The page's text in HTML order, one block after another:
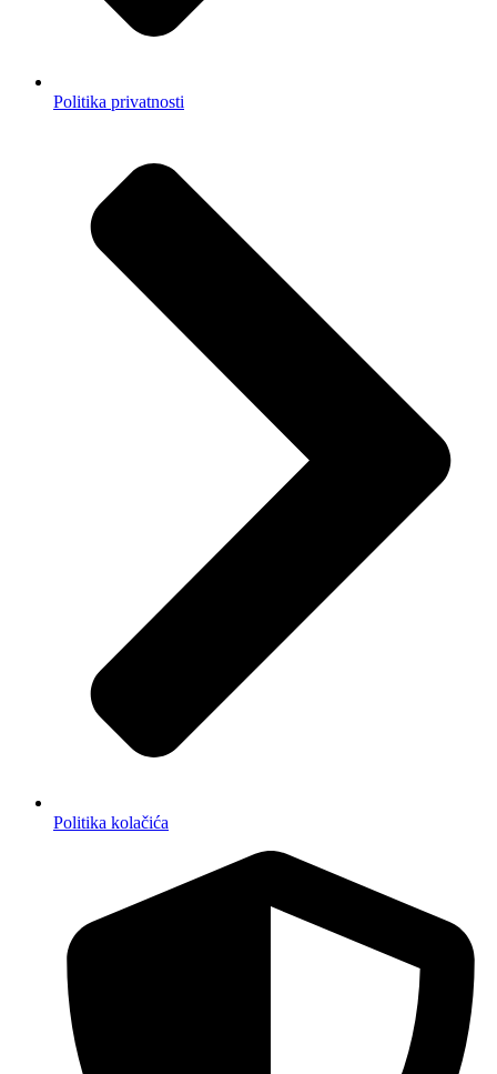
Politika privatnosti
Politika kolačića